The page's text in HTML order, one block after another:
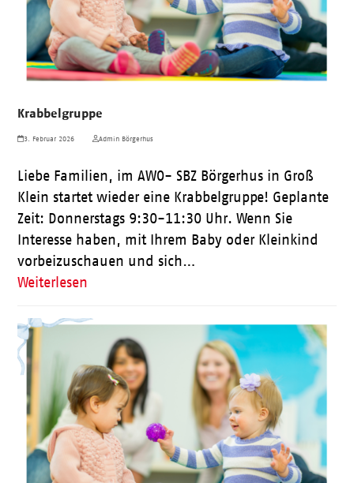
Krabbelgruppe
3. Februar 2026 Admin Börgerhus
Liebe Familien, im AWO- SBZ Börgerhus in Groß
Klein startet wieder eine Krabbelgruppe! Geplante
Zeit: Donnerstags 9:30-11:30 Uhr. Wenn Sie
Interesse haben, mit Ihrem Baby oder Kleinkind
vorbeizuschauen und sich…
Weiterlesen